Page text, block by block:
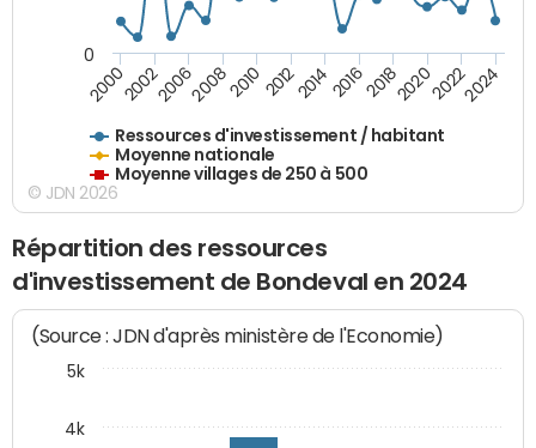
Ressources d'investissement / habitant
Moyenne nationale
Moyenne villages de 250 à 500
20002002200620082010 2012201420162018202020222024
0
© JDN 2026
Répartition des ressources
d'investissement de Bondeval en 2024
(Source : JDN d'après ministère de l'Economie)
4k
5k